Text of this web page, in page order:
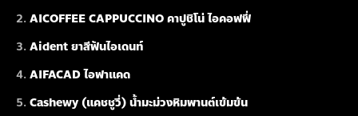
AICOFFEE CAPPUCCINO คาปูชิโน่ ไอคอฟฟี่
Aident ยาสีฟันไอเดนท์
AIFACAD ไอฟาแคด
Cashewy (แคชชูวี่) น้ำมะม่วงหิมพานต์เข้มข้น